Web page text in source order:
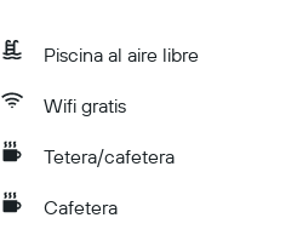
Piscina al aire libre
Wifi gratis
Tetera/cafetera
Cafetera